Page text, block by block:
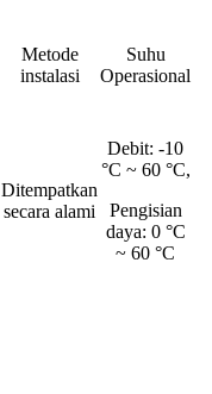
Metode
instalasi
Suhu
Operasional
Ditempatkan
secara alami
Debit: -10
°C ~ 60 °C,
Pengisian
daya: 0 °C
~ 60 °C